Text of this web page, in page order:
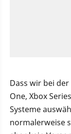
Dass wir bei der
One, Xbox
Systeme
normalerweise